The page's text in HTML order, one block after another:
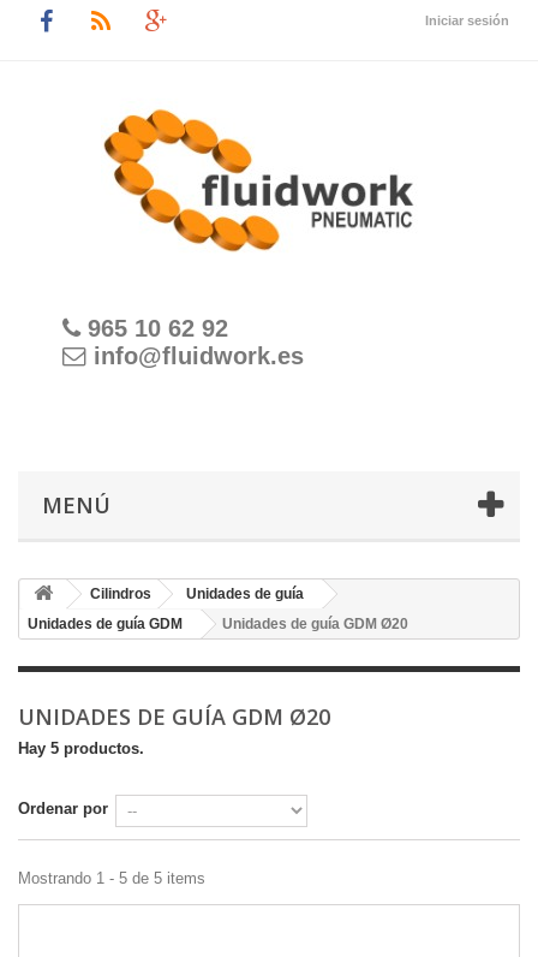
Iniciar sesión
965 10 62 92
info@fluidwork.es
MENÚ
Cilindros
Unidades de guía
Unidades de guía GDM
Unidades de guía GDM Ø20
UNIDADES DE GUÍA GDM Ø20
Hay 5 productos.
Ordenar por
Mostrando 1 - 5 de 5 items